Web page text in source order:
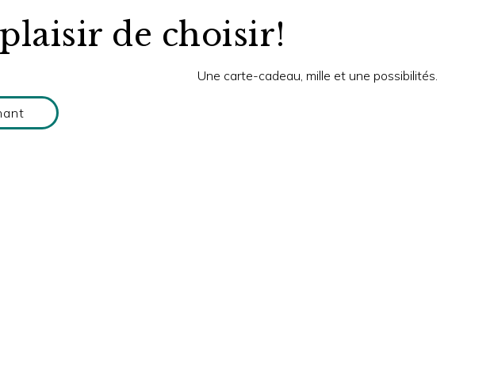
de choisir!
Une carte-cadeau, mille et une possibilités.